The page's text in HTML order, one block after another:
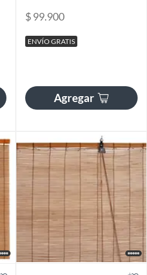
$ 99.900
ENVÍO GRATIS
Agregar